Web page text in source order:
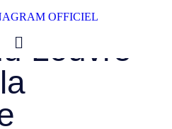
Louvre